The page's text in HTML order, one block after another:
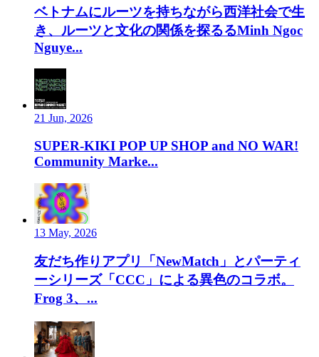
ベトナムにルーツを持ちながら西洋社会で生
き、ルーツと文化の関係を探るるMinh Ngoc
Nguye...
21 Jun, 2026
SUPER-KIKI POP UP SHOP and NO WAR!
Community Marke...
13 May, 2026
友だち作りアプリ「NewMatch」とパーティ
ーシリーズ「CCC」による異色のコラボ。
Frog 3、...